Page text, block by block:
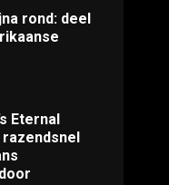
rond: deel
Eternal
razendsnel